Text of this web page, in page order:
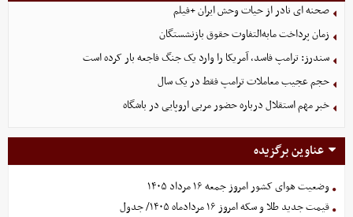
صحنه ای نادر از حیات وحش ایران +فیلم
زمان پرداخت مابه‌التفاوت حقوق بازنشستگان
سندرز: ترامپ فاسد، آمریکا را وارد یک جنگ فاجعه بار کرده است
حجم عجیب معاملات ترامپ فقط در یک سال
خبر مهم استقلال درباره حضور مربی اروپایی در باشگاه
عناوین برگزیده
وضعیت هوای کشور امروز جمعه ۱۶ مرداد ۱۴۰۵
قیمت جدید طلا و سکه امروز ۱۶ مردادماه ۱۴۰۵/ جدول